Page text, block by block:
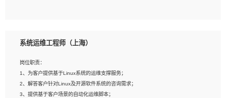
2、熟练使用After Effect、Photo Shop、熟练掌握视频剪辑和特效包装软件；
4、在剪辑上会思考，有一定编导思维；
5、踏实， 勤奋，愿意在工作中不断学习，提高自我；
6、能与同事友好相处。
系统运维工程师（上海）
岗位职责：
1、为客户提供基于Linux系统的运维支撑服务；
2、解答客户针对Linux及开源软件系统的咨询需求；
3、提供基于客户场景的自动化运维脚本；